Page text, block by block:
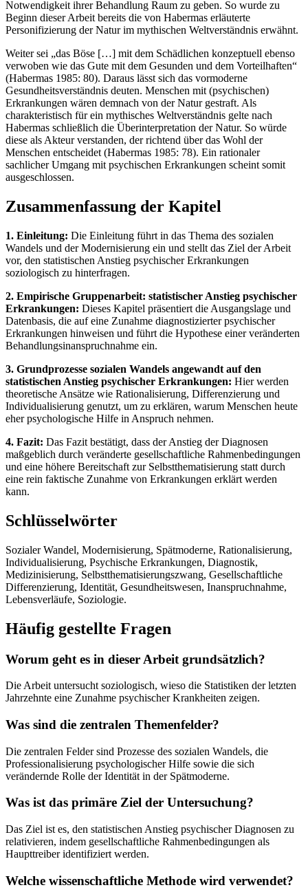
Notwendigkeit ihrer Behandlung Raum zu geben. So wurde zu
Beginn dieser Arbeit bereits die von Habermas erläuterte
Personifizierung der Natur im mythischen Weltverständnis erwähnt.
Weiter sei „das Böse […] mit dem Schädlichen konzeptuell ebenso
verwoben wie das Gute mit dem Gesunden und dem Vorteilhaften“
(Habermas 1985: 80). Daraus lässt sich das vormoderne
Gesundheitsverständnis deuten. Menschen mit (psychischen)
Erkrankungen wären demnach von der Natur gestraft. Als
charakteristisch für ein mythisches Weltverständnis gelte nach
Habermas schließlich die Überinterpretation der Natur. So würde
diese als Akteur verstanden, der richtend über das Wohl der
Menschen entscheidet (Habermas 1985: 78). Ein rationaler
sachlicher Umgang mit psychischen Erkrankungen scheint somit
ausgeschlossen.
Zusammenfassung der Kapitel
1. Einleitung: Die Einleitung führt in das Thema des sozialen
Wandels und der Modernisierung ein und stellt das Ziel der Arbeit
vor, den statistischen Anstieg psychischer Erkrankungen
soziologisch zu hinterfragen.
2. Empirische Gruppenarbeit: statistischer Anstieg psychischer
Erkrankungen: Dieses Kapitel präsentiert die Ausgangslage und
Datenbasis, die auf eine Zunahme diagnostizierter psychischer
Erkrankungen hinweisen und führt die Hypothese einer veränderten
Behandlungsinanspruchnahme ein.
3. Grundprozesse sozialen Wandels angewandt auf den
statistischen Anstieg psychischer Erkrankungen: Hier werden
theoretische Ansätze wie Rationalisierung, Differenzierung und
Individualisierung genutzt, um zu erklären, warum Menschen heute
eher psychologische Hilfe in Anspruch nehmen.
4. Fazit: Das Fazit bestätigt, dass der Anstieg der Diagnosen
maßgeblich durch veränderte gesellschaftliche Rahmenbedingungen
und eine höhere Bereitschaft zur Selbstthematisierung statt durch
eine rein faktische Zunahme von Erkrankungen erklärt werden
kann.
Schlüsselwörter
Sozialer Wandel, Modernisierung, Spätmoderne, Rationalisierung,
Individualisierung, Psychische Erkrankungen, Diagnostik,
Medizinisierung, Selbstthematisierungszwang, Gesellschaftliche
Differenzierung, Identität, Gesundheitswesen, Inanspruchnahme,
Lebensverläufe, Soziologie.
Häufig gestellte Fragen
Worum geht es in dieser Arbeit grundsätzlich?
Die Arbeit untersucht soziologisch, wieso die Statistiken der letzten
Jahrzehnte eine Zunahme psychischer Krankheiten zeigen.
Was sind die zentralen Themenfelder?
Die zentralen Felder sind Prozesse des sozialen Wandels, die
Professionalisierung psychologischer Hilfe sowie die sich
verändernde Rolle der Identität in der Spätmoderne.
Was ist das primäre Ziel der Untersuchung?
Das Ziel ist es, den statistischen Anstieg psychischer Diagnosen zu
relativieren, indem gesellschaftliche Rahmenbedingungen als
Haupttreiber identifiziert werden.
Welche wissenschaftliche Methode wird verwendet?